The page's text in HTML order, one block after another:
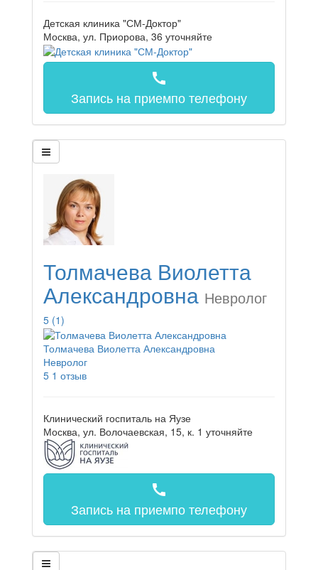
Детская клиника "СМ-Доктор"
Москва, ул. Приорова, 36 уточняйте
call
Запись на приемпо телефону
Толмачева Виолетта
Александровна Невролог
5 (1)
Толмачева Виолетта Александровна
Невролог
5 1 отзыв
Клинический госпиталь на Яузе
Москва, ул. Волочаевская, 15, к. 1 уточняйте
call
Запись на приемпо телефону